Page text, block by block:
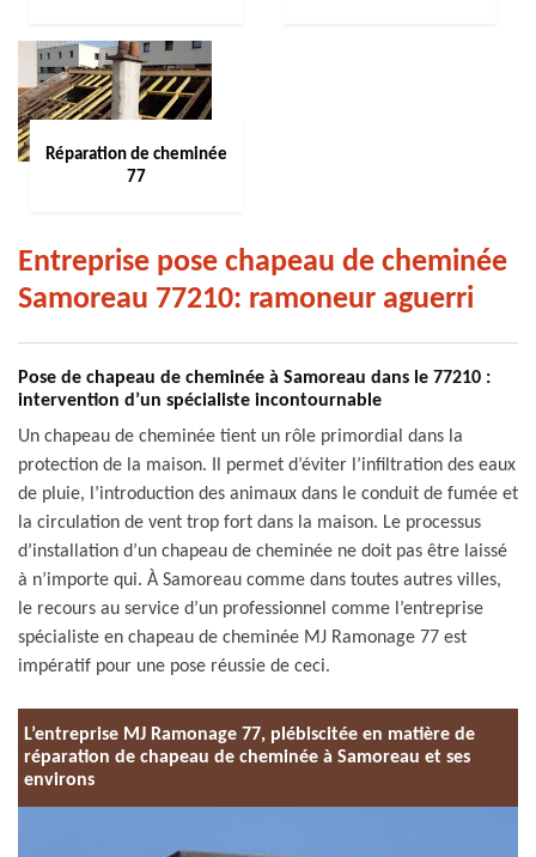
Réparation de cheminée
77
Entreprise pose chapeau de cheminée
Samoreau 77210: ramoneur aguerri
Pose de chapeau de cheminée à Samoreau dans le 77210 :
intervention d’un spécialiste incontournable
Un chapeau de cheminée tient un rôle primordial dans la
protection de la maison. Il permet d’éviter l’infiltration des eaux
de pluie, l’introduction des animaux dans le conduit de fumée et
la circulation de vent trop fort dans la maison. Le processus
d’installation d’un chapeau de cheminée ne doit pas être laissé
à n’importe qui. À Samoreau comme dans toutes autres villes,
le recours au service d’un professionnel comme l’entreprise
spécialiste en chapeau de cheminée MJ Ramonage 77 est
impératif pour une pose réussie de ceci.
L’entreprise MJ Ramonage 77, plébiscitée en matière de
réparation de chapeau de cheminée à Samoreau et ses
environs